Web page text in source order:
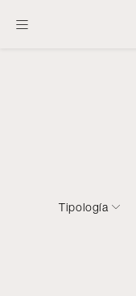
Tipología